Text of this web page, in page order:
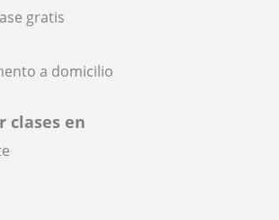
gratis
a domicilio
clases en